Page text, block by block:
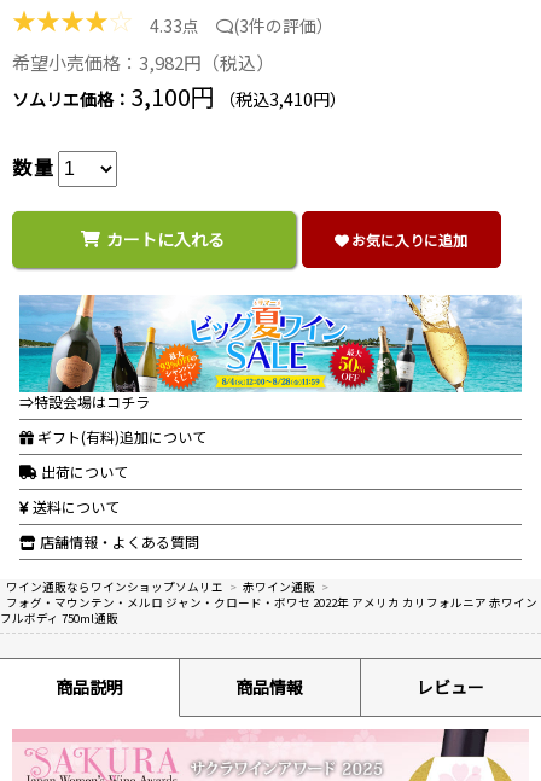
★★★★☆ 4.33点 (3件の評価）
希望小売価格：3,982円（税込）
ソムリエ価格： 3,100円 （税込3,410円）
数量
カートに入れる お気に入りに追加
⇒特設会場はコチラ
ギフト(有料)追加について
出荷について
送料について
店舗情報・よくある質問
ワイン通販ならワインショップソムリエ > 赤ワイン通販 >
フォグ・マウンテン・メルロ ジャン・クロード・ボワセ 2022年 アメリカ カリフォルニア 赤ワイン
フルボディ 750ml通販
商品説明 商品情報 レビュー